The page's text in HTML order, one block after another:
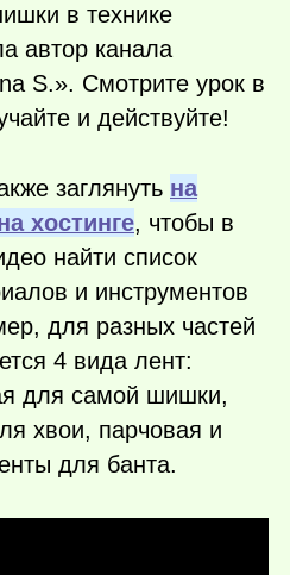
в технике
автор канала
S.». Смотрите урок в
и действуйте!
заглянуть на
хостинге, чтобы в
найти список
и инструментов
для разных частей
4 вида лент:
для самой шишки,
хвои, парчовая и
для банта.